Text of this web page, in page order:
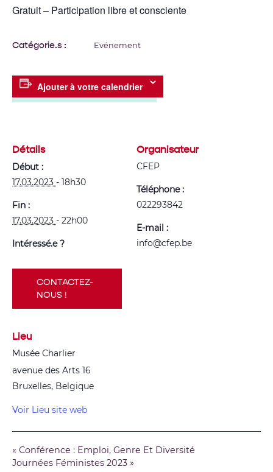
Gratuit – Participation libre et consciente
Catégorie.s : Evénement
Ajouter à votre calendrier
Détails
Début :
17.03.2023 - 18h30
Fin :
17.03.2023 - 22h00
Intéressé.e ?
CONTACTEZ-
NOUS !
Lieu
Musée Charlier
avenue des Arts 16
Bruxelles, Belgique
Voir Lieu site web
Organisateur
CFEP
Téléphone :
022293842
E-mail :
info@cfep.be
« Conférence : Emploi, Genre Et Diversité
Journées Féministes 2023 »